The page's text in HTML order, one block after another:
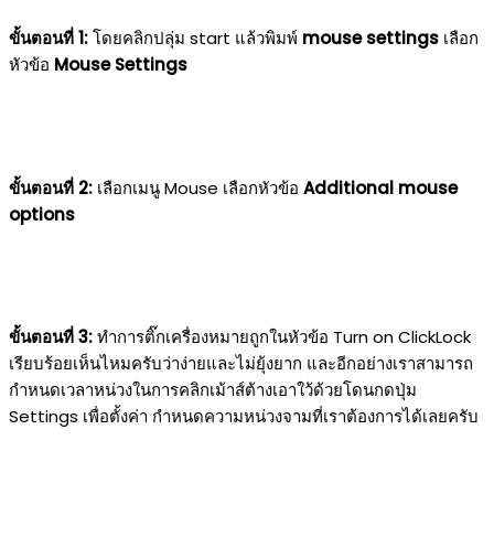
ขั้นตอนที่ 1:โดยคลิกปลุ่ม start แล้วพิมพ์ mouse settings เลือก
หัวข้อ Mouse Settings
ขั้นตอนที่ 2: เลือกเมนู Mouse เลือกหัวข้อ Additional mouse
options
ขั้นตอนที่ 3:ทำการติ๊กเครื่องหมายถูกในหัวข้อ Turn on ClickLock
เรียบร้อยเห็นไหมครับว่าง่ายและไม่ยุ้งยาก และอีกอย่างเราสามารถ
กำหนดเวลาหน่วงในการคลิกเม้าส์ต้างเอาใว้ด้วยโดนกดปุ่ม
Settings เพื่อตั้งค่า กำหนดความหน่วงจามที่เราต้องการได้เลยครับ